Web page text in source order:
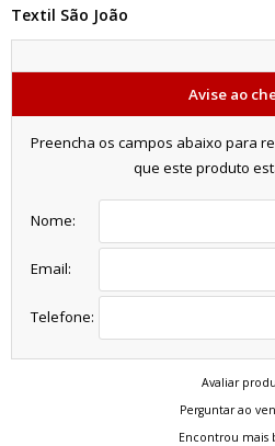
Textil São João
Avise ao
Preencha os campos abaixo para
que este produto
Nome:
Email:
Telefone:
Avaliar
Perguntar ao
Encontrou mais